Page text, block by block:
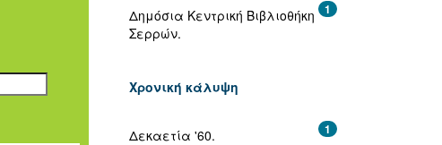
1
Δημόσια Κεντρική Βιβλιοθήκη
Σερρών.
Χρονική κάλυψη
1
Δεκαετία '60.